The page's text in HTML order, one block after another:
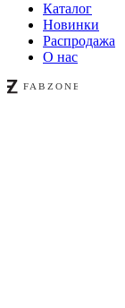
Каталог
Новинки
Распродажа
О нас